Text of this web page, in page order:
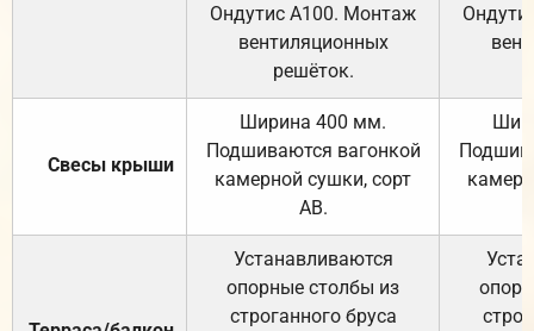
Ондутис А100. Монтаж
вентиляционных
решёток.
Свесы крыши
Ширина 400 мм.
Подшиваются вагонкой
камерной сушки, сорт
АВ.
Устанавливаются
опорные столбы из
строганного бруса